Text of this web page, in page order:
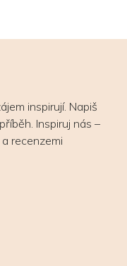
inspirují. Napiš
Inspiruj nás –
recenzemi